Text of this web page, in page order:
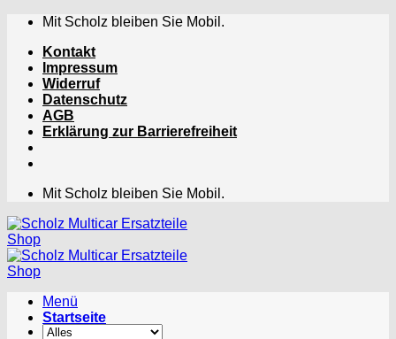
Zum
springen
Mit Scholz bleiben Sie Mobil.
Kontakt
Impressum
Widerruf
Datenschutz
AGB
Erklärung zur Barrierefreiheit
Mit Scholz bleiben Sie Mobil.
Menü
Startseite